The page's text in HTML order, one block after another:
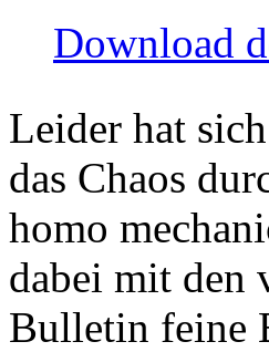
Download
Leider hat
das Chaos
homo
dabei mit den
Bulletin feine